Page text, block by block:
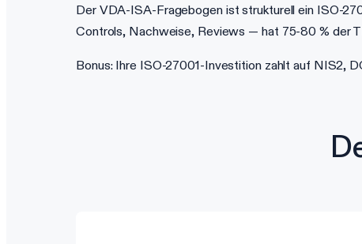
Der VDA-ISA-Fragebogen ist strukturell ein ISO-
Controls, Nachweise, Reviews — hat 75-80 % der
Bonus: Ihre ISO-27001-Investition zahlt auf NIS2,